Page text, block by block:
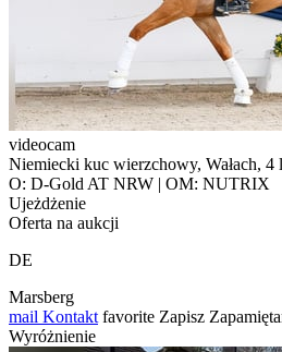
videocam
Niemiecki kuc wierzchowy, Wałach, 4
O: D-Gold AT NRW | OM: NUTRIX
Ujeżdżenie
Oferta na aukcji
DE
Marsberg
mail Kontakt favorite Zapisz
Wyróżnienie